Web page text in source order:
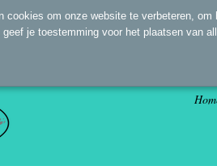
cookies om onze website te verbeteren,
je toestemming voor het plaatsen van